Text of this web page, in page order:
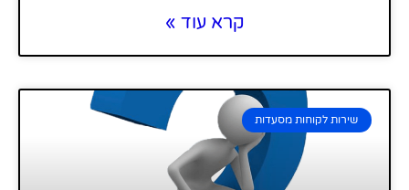
קרא עוד »
שירות לקוחות מסעדות